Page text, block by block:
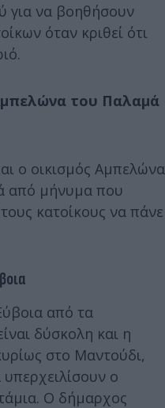
για να βοηθήσουν
όταν κριθεί ότι
του Παλαμά
ο οικισμός Αμπελώνα
από μήνυμα που
κατοίκους να πάνε
από τα
δύσκολη και η
στο Μαντούδι,
ο
Ο δήμαρχος